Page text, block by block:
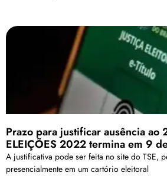
Prazo para justificar ausência ao
ELEIÇÕES 2022 termina em 9
A justificativa pode ser feita no site do TSE,
presencialmente em um cartório eleitoral